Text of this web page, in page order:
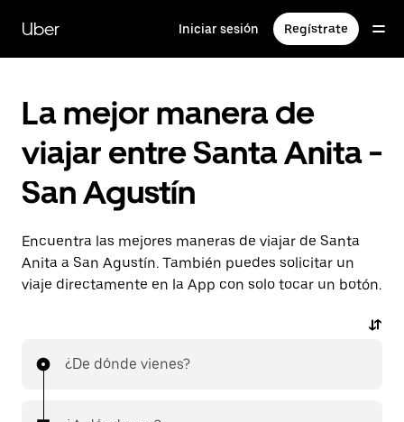
contenido
principal
Uber Iniciar sesión Regístrate
La mejor manera de
viajar entre Santa Anita -
San Agustín
Encuentra las mejores maneras de viajar de Santa
Anita a San Agustín. También puedes solicitar un
viaje directamente en la App con solo tocar un botón.
¿De dónde vienes?